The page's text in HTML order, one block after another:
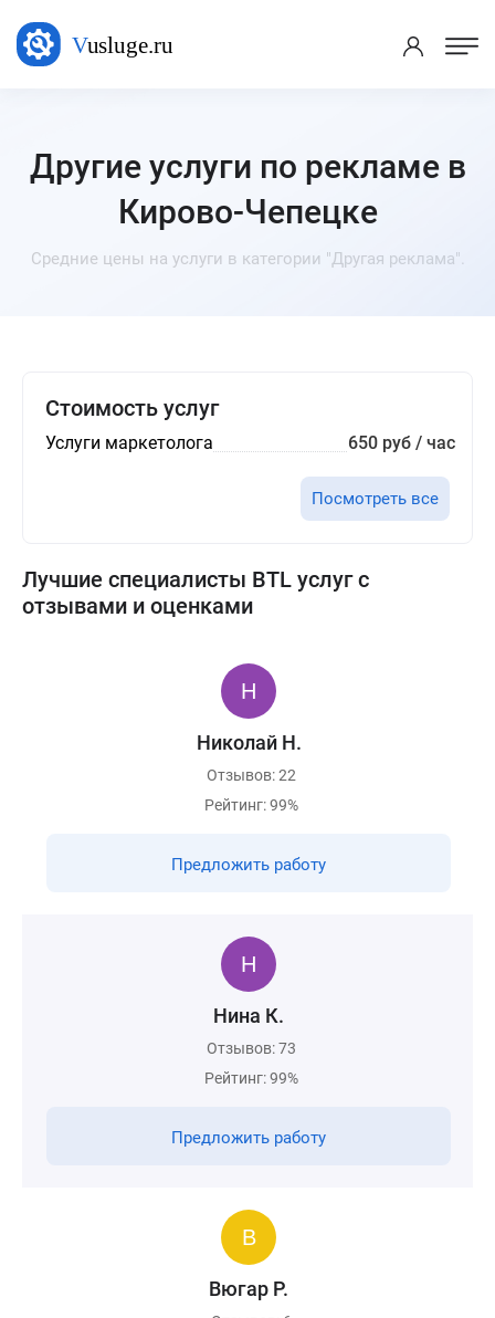
Другие услуги по рекламе в
Кирово-Чепецке
Средние цены на услуги в категории "Другая реклама".
Стоимость услуг
Услуги маркетолога 650 руб / час
Посмотреть все
Лучшие специалисты BTL услуг с
отзывами и оценками
Николай Н.
Отзывов: 22
Рейтинг: 99%
Предложить работу
Нина К.
Отзывов: 73
Рейтинг: 99%
Предложить работу
Вюгар Р.